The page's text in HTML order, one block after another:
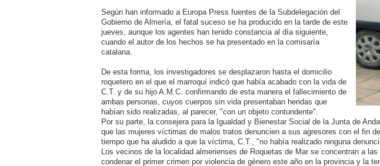
Según han informado a Europa Press fuentes de la Subdelegación del
Gobierno de Almería, el fatal suceso se ha producido en la tarde de este
jueves, aunque los agentes han tenido constancia al día siguiente,
cuando el autor de los hechos se ha presentado en la comisaría
catalana.
De esta forma, los investigadores se desplazaron hasta el domicilio
roquetero en el que el marroquí indicó que había acabado con la vida de
C.T. y de su hijo A.M.C. confirmando de esta manera el fallecimiento de
ambas personas, cuyos cuerpos sin vida presentaban heridas que
habían sido realizadas, al parecer, "con un objeto contundente".
Por su parte, la consejera para la Igualdad y Bienestar Social de la Junta de
que las mujeres víctimas de malos tratos denuncien a sus agresores con el fin
tiempo que ha aludido a que la víctima, C.T., "no había realizado ninguna
Los vecinos de la localidad almerienses de Roquetas de Mar se concentran a
condenar el primer crimen por violencia de género este año en la provincia y la